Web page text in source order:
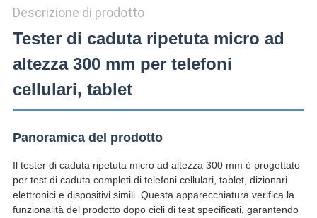
Descrizione di prodotto
Tester di caduta ripetuta micro ad
altezza 300 mm per telefoni
cellulari, tablet
Panoramica del prodotto
Il tester di caduta ripetuta micro ad altezza 300 mm è progettato
per test di caduta completi di telefoni cellulari, tablet, dizionari
elettronici e dispositivi simili. Questa apparecchiatura verifica la
funzionalità del prodotto dopo cicli di test specificati, garantendo